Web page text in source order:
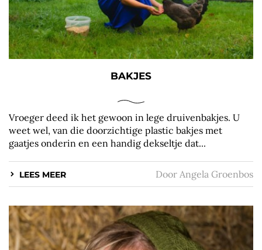
BAKJES
Vroeger deed ik het gewoon in lege druivenbakjes. U
weet wel, van die doorzichtige plastic bakjes met
gaatjes onderin en een handig dekseltje dat...
LEES MEER Door Angela Groenbos